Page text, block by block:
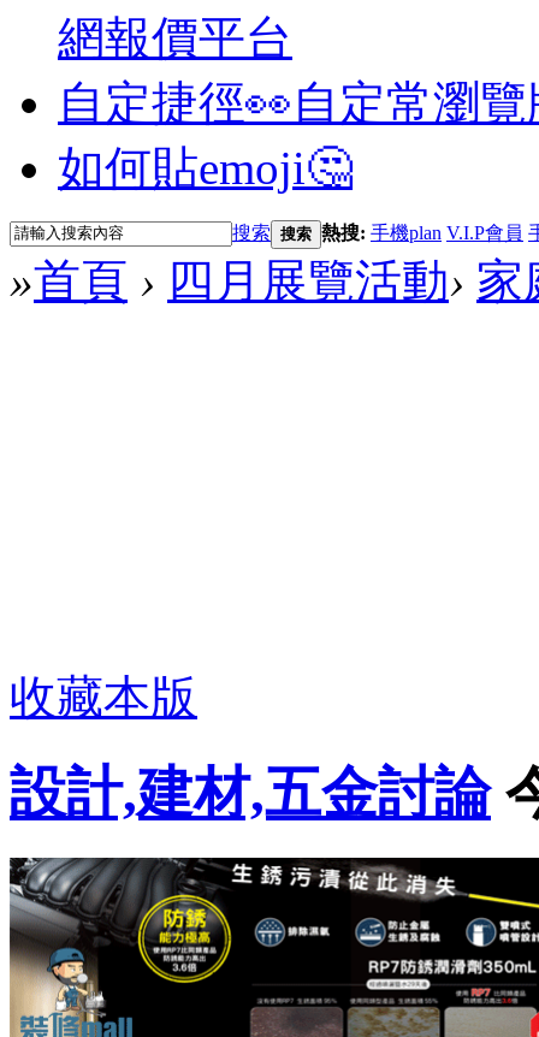
網報價平台
自定捷徑👀自定常瀏
如何貼emoji🤔
搜索 搜索 熱搜: 手機plan V.I.P會員
»首頁 › 四月展覽活動› 家
收藏本版
設計,建材,五金討論